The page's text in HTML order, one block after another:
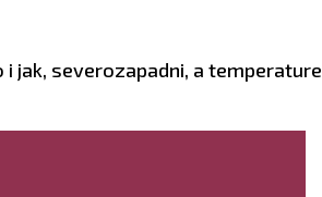
jak, severozapadni, a temperature